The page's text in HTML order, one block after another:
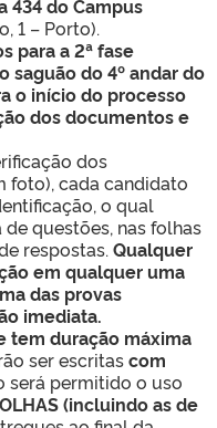
434 doCampus
1 – Porto).
para a 2ª fase
saguão do 4º andar do
o início do processo
dos documentos e
dos
foto), cada candidato
o qual
questões, nas folhas
respostas. Qualquer
em qualquer uma
das provas
imediata.
tem duração máxima
ser escritascom
será permitido o uso
(incluindo as de